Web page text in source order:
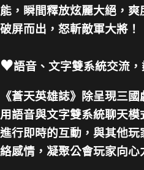
能，瞬間釋放炫麗大絕，爽
破屏而出，怒斬敵軍大將！
♥語音、文字雙系統交流
《蒼天英雄誌》除呈現三
用語音與文字雙系統聊天
進行即時的互動，與其他
絡感情，凝聚公會玩家向心